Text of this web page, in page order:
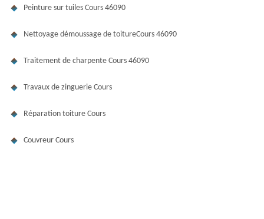
Peinture sur tuiles Cours 46090
Nettoyage démoussage de toitureCours 46090
Traitement de charpente Cours 46090
Travaux de zinguerie Cours
Réparation toiture Cours
Couvreur Cours